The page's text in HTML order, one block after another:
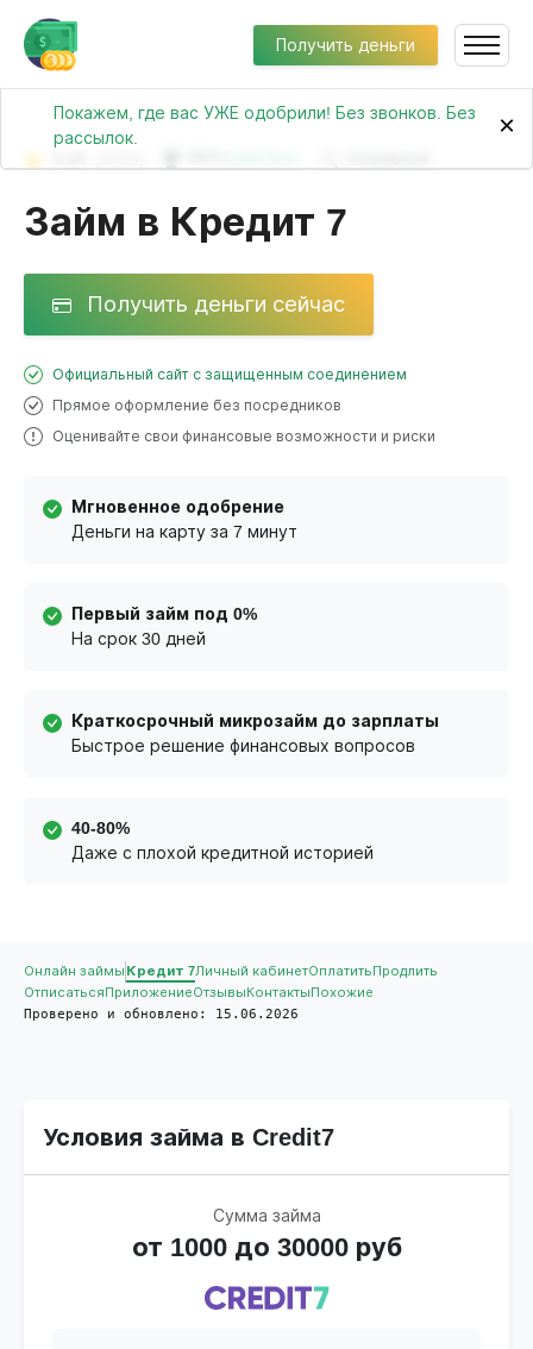
Получить деньги
Покажем, где вас УЖЕ одобрили! Без звонков. Без
рассылок.
×
Займ в Кредит 7
Получить деньги сейчас
Официальный сайт с защищенным соединением
Прямое оформление без посредников
Оценивайте свои финансовые возможности и риски
Мгновенное одобрение
Деньги на карту за 7 минут
Первый займ под 0%
На срок 30 дней
Краткосрочный микрозайм до зарплаты
Быстрое решение финансовых вопросов
40-80%
Даже с плохой кредитной историей
Онлайн займы Кредит 7Личный кабинетОплатить Продлить
Отписаться ПриложениеОтзывы Контакты Похожие
Проверено и обновлено: 15.06.2026
Условия займа в Credit7
Сумма займа
от 1000 до 30000 руб